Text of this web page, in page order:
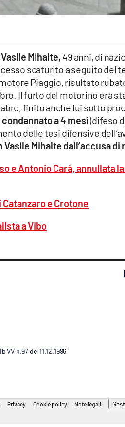
Mihalte, 49 anni, di
scaturito a seguito del
Piaggio, risultato
Il furto del motorino era
finito anche lui sotto
condannato a 4 mesi(difeso
delle tesi difensive
Vasile Mihalte dall’accusa
e Antonio Carà, annullata
e Crotone
a Vibo
VV n.97 del 11.12.1996
Privacy Cookie policy Note legali